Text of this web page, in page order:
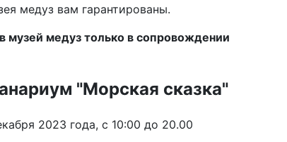
медуз вам гарантированы.
музей медуз только в сопровождении
"Морская сказка"
2023 года, с 10:00 до 20.00